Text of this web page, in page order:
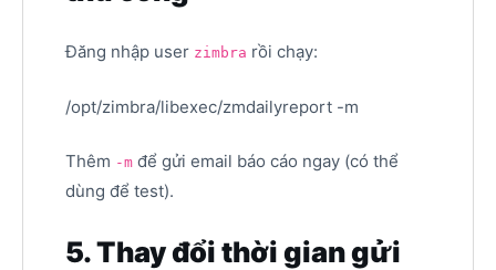
Đăng nhập user zimbra rồi chạy:
/opt/zimbra/libexec/zmdailyreport -m
Thêm -mđể gửi email báo cáo ngay (có thể
dùng để test).
5. Thay đổi thời gian gửi